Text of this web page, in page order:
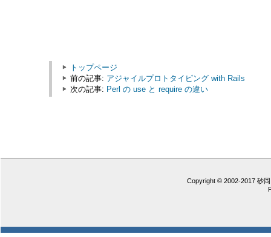
トップページ
前の記事: アジャイルプロトタイピング with Rails
次の記事: Perl の use と require の違い
Copyright © 2002-2017 砂